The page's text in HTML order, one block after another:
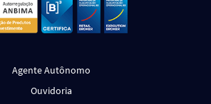
Agente Autônomo
Ouvidoria